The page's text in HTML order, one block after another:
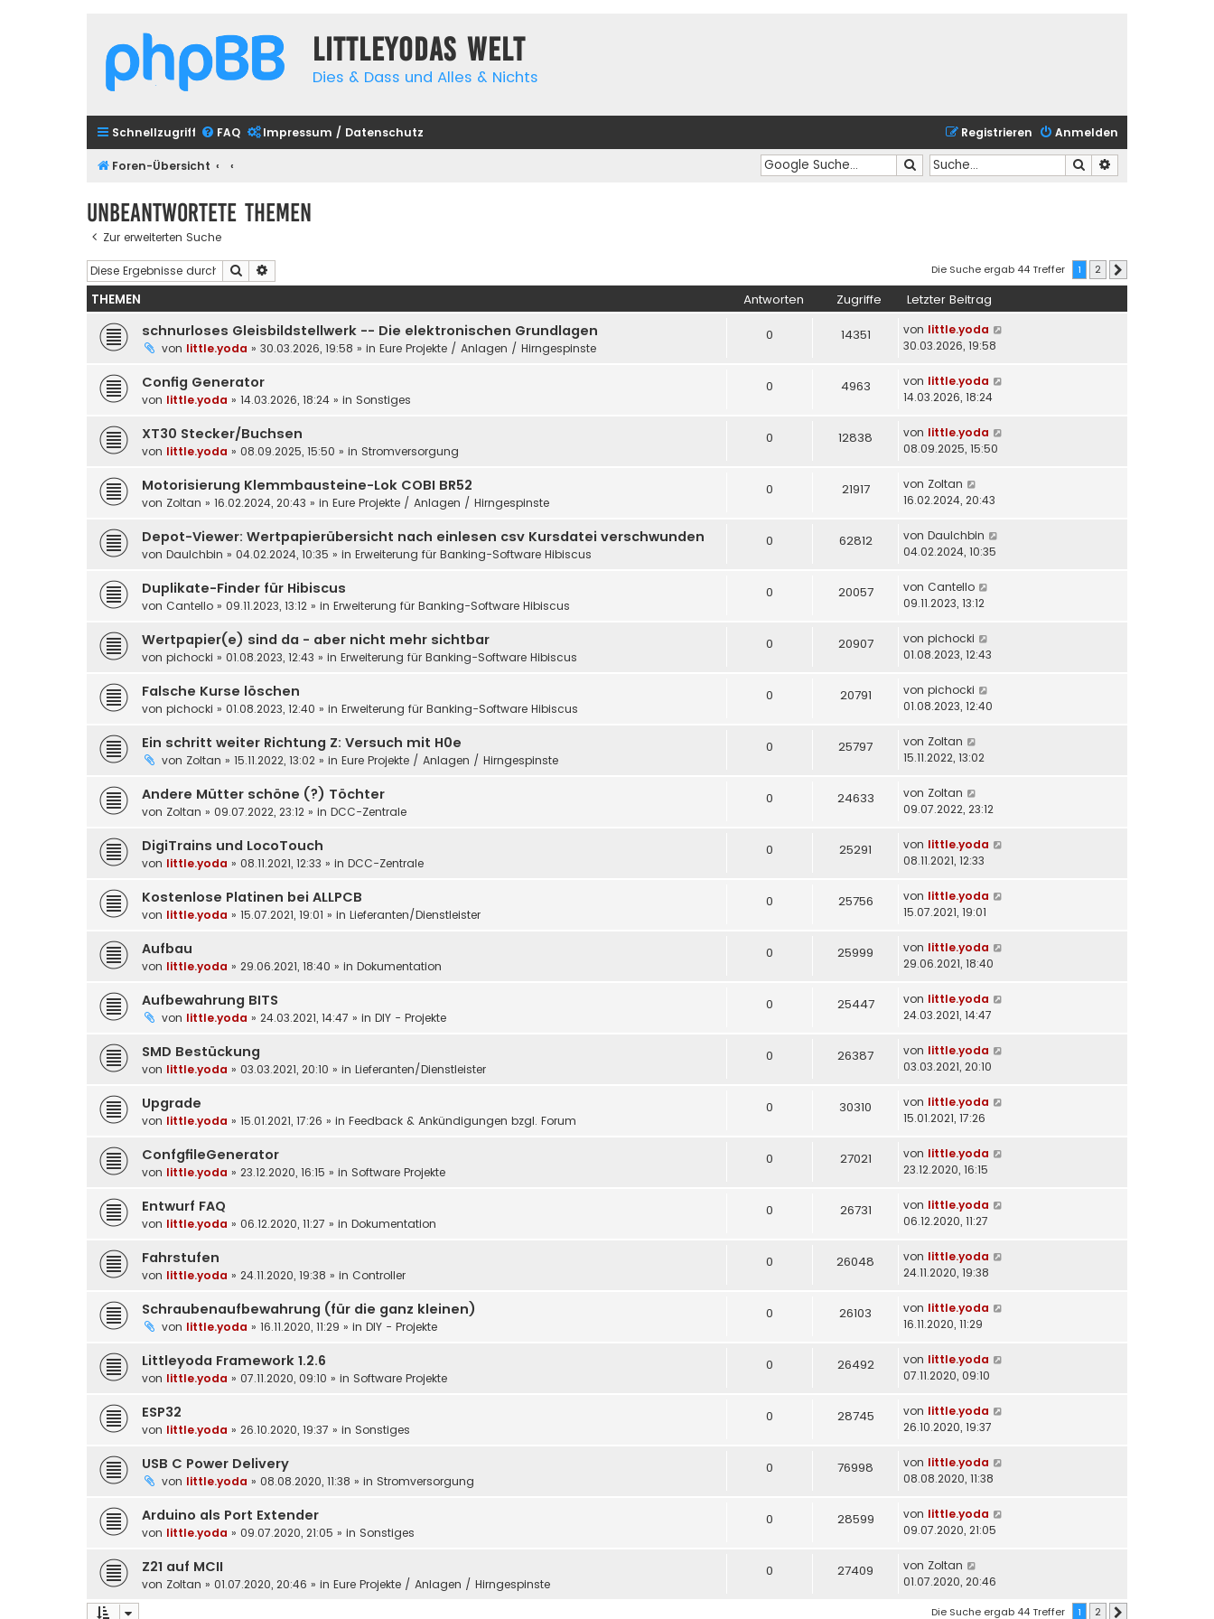
Littleyodas Welt
Dies & Dass und Alles & Nichts
Schnellzugriff FAQ Impressum / Datenschutz Anmelden
Registrieren
Foren-Übersicht Suche
Suche
Unbeantwortete Themen
Zur erweiterten Suche
Suche Die Suche ergab 44 Treffer 1 2
THEMEN Antworten Zugriffe Letzter Beitrag
schnurloses Gleisbildstellwerk -- Die elektronischen Grundlagen
von little.yoda » 30.03.2026, 19:58 » in Eure Projekte / Anlagen / Hirngespinste
0 14351 von little.yoda
30.03.2026, 19:58
Config Generator
von little.yoda » 14.03.2026, 18:24 » in Sonstiges
0 4963 von little.yoda
14.03.2026, 18:24
XT30 Stecker/Buchsen
von little.yoda » 08.09.2025, 15:50 » in Stromversorgung
0 12838 von little.yoda
08.09.2025, 15:50
Motorisierung Klemmbausteine-Lok COBI BR52
von Zoltan » 16.02.2024, 20:43 » in Eure Projekte / Anlagen / Hirngespinste
0 21917 von Zoltan
16.02.2024, 20:43
Depot-Viewer: Wertpapierübersicht nach einlesen csv Kursdatei verschwunden
von DauIchbin » 04.02.2024, 10:35 » in Erweiterung für Banking-Software Hibiscus
0 62812 von DauIchbin
04.02.2024, 10:35
Duplikate-Finder für Hibiscus
von Cantello » 09.11.2023, 13:12 » in Erweiterung für Banking-Software Hibiscus
0 20057 von Cantello
09.11.2023, 13:12
Wertpapier(e) sind da - aber nicht mehr sichtbar
von pichocki » 01.08.2023, 12:43 » in Erweiterung für Banking-Software Hibiscus
0 20907 von pichocki
01.08.2023, 12:43
Falsche Kurse löschen
von pichocki » 01.08.2023, 12:40 » in Erweiterung für Banking-Software Hibiscus
0 20791 von pichocki
01.08.2023, 12:40
Ein schritt weiter Richtung Z: Versuch mit H0e
von Zoltan » 15.11.2022, 13:02 » in Eure Projekte / Anlagen / Hirngespinste
0 25797 von Zoltan
15.11.2022, 13:02
Andere Mütter schöne (?) Töchter
von Zoltan » 09.07.2022, 23:12 » in DCC-Zentrale
0 24633 von Zoltan
09.07.2022, 23:12
DigiTrains und LocoTouch
von little.yoda » 08.11.2021, 12:33 » in DCC-Zentrale
0 25291 von little.yoda
08.11.2021, 12:33
Kostenlose Platinen bei ALLPCB
von little.yoda » 15.07.2021, 19:01 » in Lieferanten/Dienstleister
0 25756 von little.yoda
15.07.2021, 19:01
Aufbau
von little.yoda » 29.06.2021, 18:40 » in Dokumentation
0 25999 von little.yoda
29.06.2021, 18:40
Aufbewahrung BITS
von little.yoda » 24.03.2021, 14:47 » in DIY - Projekte
0 25447 von little.yoda
24.03.2021, 14:47
SMD Bestückung
von little.yoda » 03.03.2021, 20:10 » in Lieferanten/Dienstleister
0 26387 von little.yoda
03.03.2021, 20:10
Upgrade
von little.yoda » 15.01.2021, 17:26 » in Feedback & Ankündigungen bzgl. Forum
0 30310 von little.yoda
15.01.2021, 17:26
ConfgfileGenerator
von little.yoda » 23.12.2020, 16:15 » in Software Projekte
0 27021 von little.yoda
23.12.2020, 16:15
Entwurf FAQ
von little.yoda » 06.12.2020, 11:27 » in Dokumentation
0 26731 von little.yoda
06.12.2020, 11:27
Fahrstufen
von little.yoda » 24.11.2020, 19:38 » in Controller
0 26048 von little.yoda
24.11.2020, 19:38
Schraubenaufbewahrung (für die ganz kleinen)
von little.yoda » 16.11.2020, 11:29 » in DIY - Projekte
0 26103 von little.yoda
16.11.2020, 11:29
Littleyoda Framework 1.2.6
von little.yoda » 07.11.2020, 09:10 » in Software Projekte
0 26492 von little.yoda
07.11.2020, 09:10
ESP32
von little.yoda » 26.10.2020, 19:37 » in Sonstiges
0 28745 von little.yoda
26.10.2020, 19:37
USB C Power Delivery
von little.yoda » 08.08.2020, 11:38 » in Stromversorgung
0 76998 von little.yoda
08.08.2020, 11:38
Arduino als Port Extender
von little.yoda » 09.07.2020, 21:05 » in Sonstiges
0 28599 von little.yoda
09.07.2020, 21:05
Z21 auf MCII
von Zoltan » 01.07.2020, 20:46 » in Eure Projekte / Anlagen / Hirngespinste
0 27409 von Zoltan
01.07.2020, 20:46
Die Suche ergab 44 Treffer 1 2